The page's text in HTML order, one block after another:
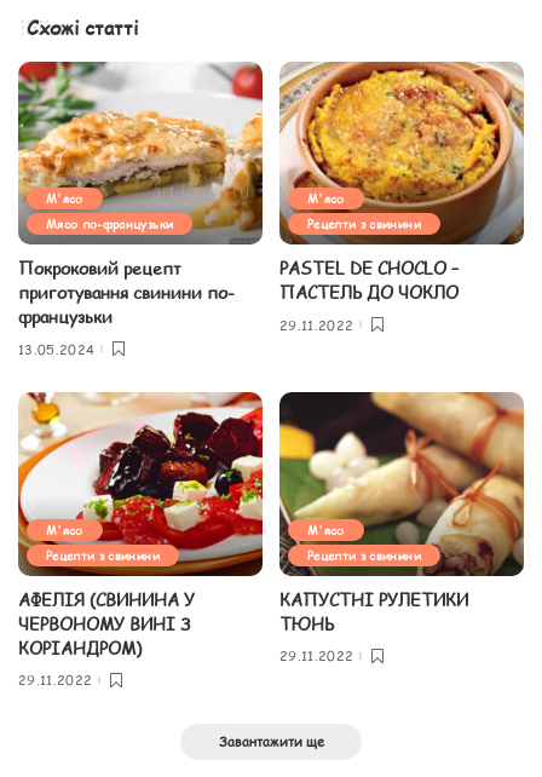
Схожі статті
М'ясо
Мясо по-французьки
Покроковий рецепт
приготування свинини по-
французьки
13.05.2024
М'ясо
Рецепти з свинини
PASTEL DE CHOCLO –
ПАСТЕЛЬ ДО ЧОКЛО
29.11.2022
М'ясо
Рецепти з свинини
АФЕЛІЯ (СВИНИНА У
ЧЕРВОНОМУ ВИНІ З
КОРІАНДРОМ)
29.11.2022
М'ясо
Рецепти з свинини
КАПУСТНІ РУЛЕТИКИ
ТЮНЬ
29.11.2022
Завантажити ще